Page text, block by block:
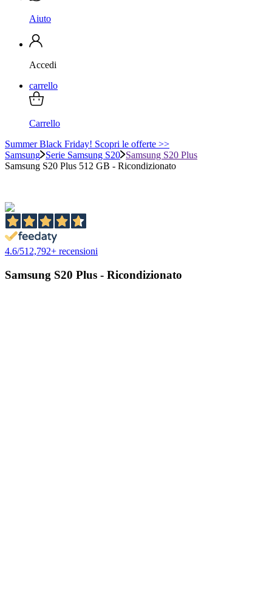
Aiuto
Accedi
carrello
Carrello
Summer Black Friday! Scopri le offerte >>
Samsung Serie Samsung S20 Samsung S20 Plus
Samsung S20 Plus 512 GB - Ricondizionato
4.6/512,792+ recensioni
Samsung S20 Plus - Ricondizionato